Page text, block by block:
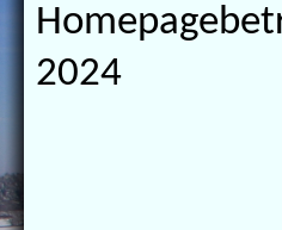
2024